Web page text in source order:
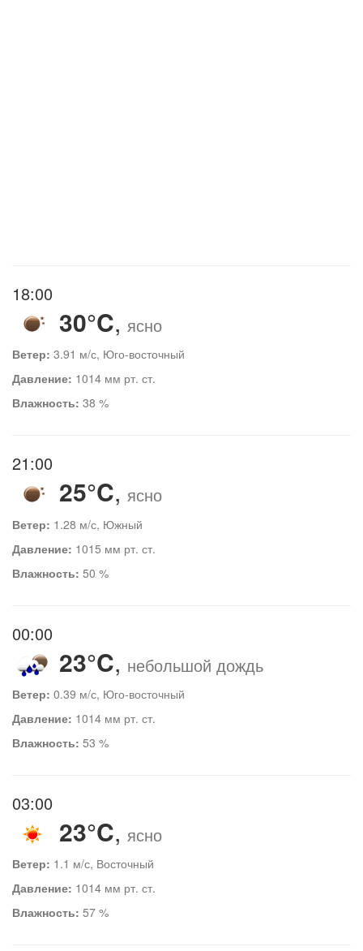
18:00
30°C, ясно
Ветер: 3.91 м/с, Юго-восточный
Давление: 1014 мм рт. ст.
Влажность: 38 %
21:00
25°C, ясно
Ветер: 1.28 м/с, Южный
Давление: 1015 мм рт. ст.
Влажность: 50 %
00:00
23°C, небольшой дождь
Ветер: 0.39 м/с, Юго-восточный
Давление: 1014 мм рт. ст.
Влажность: 53 %
03:00
23°C, ясно
Ветер: 1.1 м/с, Восточный
Давление: 1014 мм рт. ст.
Влажность: 57 %